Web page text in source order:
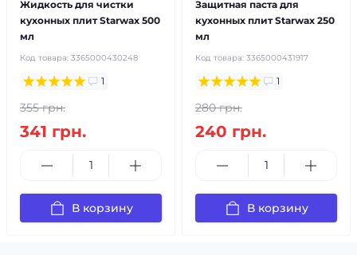
Жидкость для чистки
кухонных плит Starwax 500
мл
Код товара: 3365000430248
1
355 грн.
341 грн.
В корзину
Защитная паста для
кухонных плит Starwax 250
мл
Код товара: 3365000431917
1
280 грн.
240 грн.
В корзину